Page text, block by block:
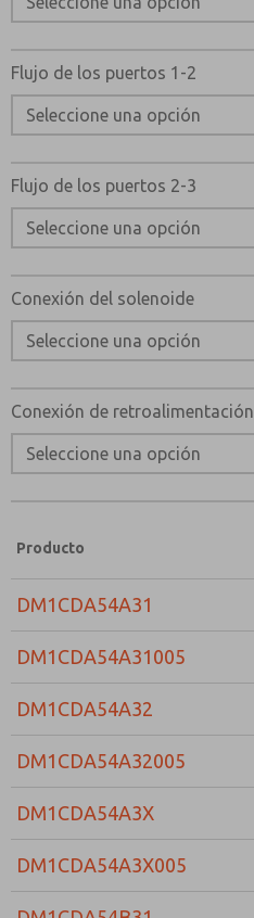
Flujo de los puertos 1-2
Flujo de los puertos 2-3
Conexión del solenoide
Conexión de retroalimentación
Producto
DM1CDA54A31
DM1CDA54A31005
DM1CDA54A32
DM1CDA54A32005
DM1CDA54A3X
DM1CDA54A3X005